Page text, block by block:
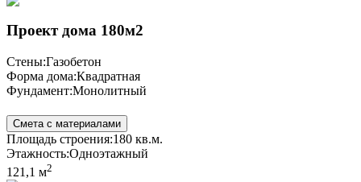
Проект дома 180м2
Стены:Газобетон
Форма дома:Квадратная
Фундамент:Монолитный
Смета с материалами
Площадь строения:180 кв.м.
Этажность:Одноэтажный
121,1 м2